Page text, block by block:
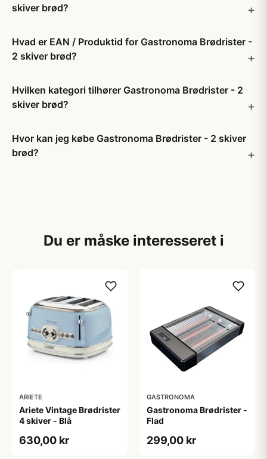
skiver brød?
Hvad er EAN / Produktid for Gastronoma Brødrister -
2 skiver brød?
Hvilken kategori tilhører Gastronoma Brødrister - 2
skiver brød?
Hvor kan jeg købe Gastronoma Brødrister - 2 skiver
brød?
Du er måske interesseret i
ARIETE
Ariete Vintage Brødrister
4 skiver - Blå
630,00 kr
GASTRONOMA
Gastronoma Brødrister -
Flad
299,00 kr